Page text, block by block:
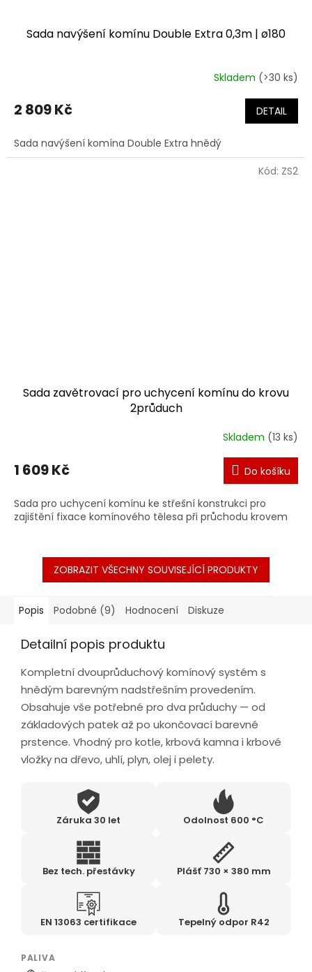
Sada navýšení komínu Double Extra 0,3m | ø180
Skladem (>30 ks)
2 809 Kč DETAIL
Sada navýšení komína Double Extra hnědý
Sada zavětrovací pro uchycení komínu do krovu
2průduch
Skladem (13 ks)
1 609 Kč Do košíku
Sada pro uchycení komínu ke střešní konstrukci pro
zajištění fixace komínového tělesa při průchodu krovem
Kód: ZS2
ZOBRAZIT VŠECHNY SOUVISEJÍCÍ PRODUKTY
Popis Podobné (9) Hodnocení Diskuze
Detailní popis produktu
Kompletní dvouprůduchový komínový systém s
hnědým barevným nadstřešním provedením.
Obsahuje vše potřebné pro dva průduchy — od
základových patek až po ukončovací barevné
prstence. Vhodný pro kotle, krbová kamna i krbové
vložky na dřevo, uhlí, plyn, olej i pelety.
Záruka 30 let Odolnost 600 °C
Bez tech. přestávky Plášť 730 × 380 mm
EN 13063 certifikace Tepelný odpor R42
PALIVA